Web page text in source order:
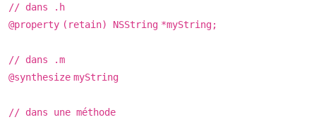
// dans .h
@property (retain) NSString *myString;
// dans .m
@synthesize myString
// dans une méthode